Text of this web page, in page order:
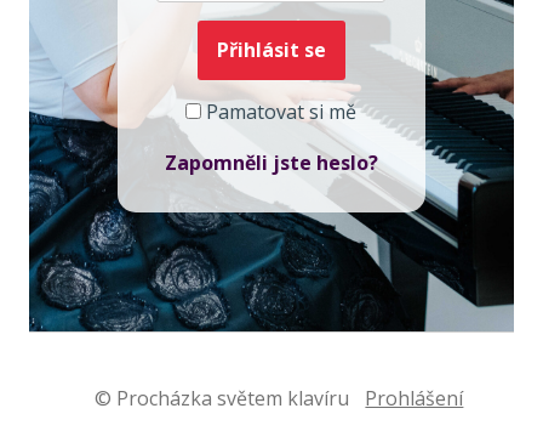
Pamatovat si mě
Zapomněli jste heslo?
© Procházka světem klavíru Prohlášení